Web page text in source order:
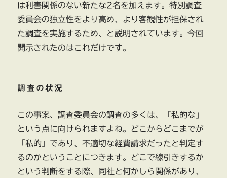
は利害関係のない新たな2名を加えます。特別調査
委員会の独立性をより高め、より客観性が担保され
た調査を実施するため、と説明されています。今回
開示されたのはこれだけです。
調査の状況
この事案、調査委員会の調査の多くは、「私的な」
という点に向けられますよね。どこからどこまでが
「私的」であり、不適切な経費請求だったと判定す
るのかということにつきます。どこで線引きするか
という判断をする際、同社と何かしら関係があり、